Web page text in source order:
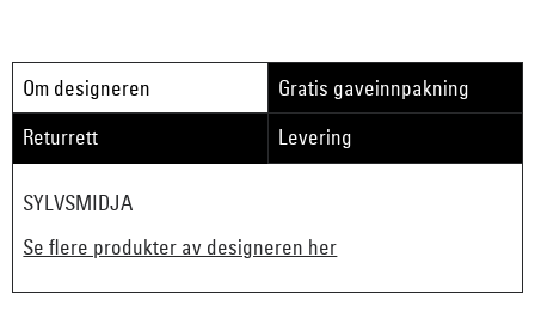
Om designeren
Gratis gaveinnpakning
Returrett
Levering
SYLVSMIDJA
Se flere produkter av designeren her